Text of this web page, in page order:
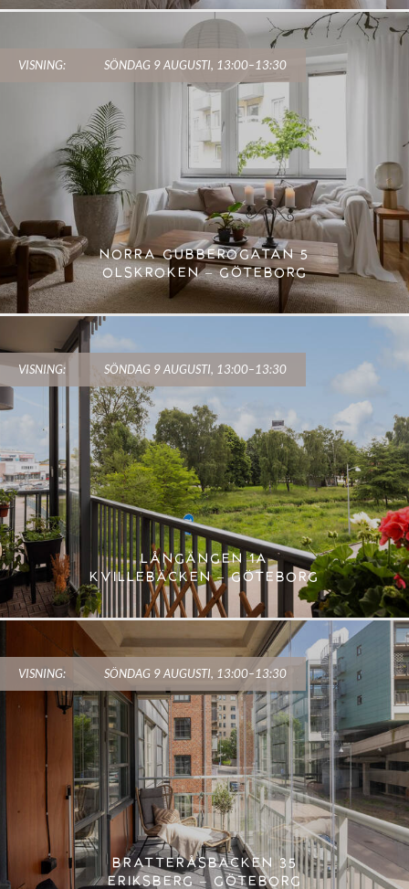
VISNING: SÖNDAG 9 AUGUSTI, 13:00–13:30
NORRA GUBBEROGATAN 5
OLSKROKEN – GÖTEBORG
VISNING: SÖNDAG 9 AUGUSTI, 13:00–13:30
LÅNGÄNGEN 1A
KVILLEBÄCKEN – GÖTEBORG
VISNING: SÖNDAG 9 AUGUSTI, 13:00–13:30
BRATTERÅSBACKEN 35
ERIKSBERG – GÖTEBORG